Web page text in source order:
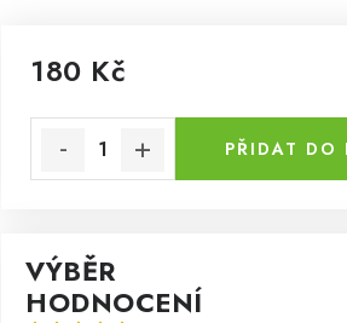
180 Kč
PŘIDAT DO
VÝBĚR
HODNOCENÍ